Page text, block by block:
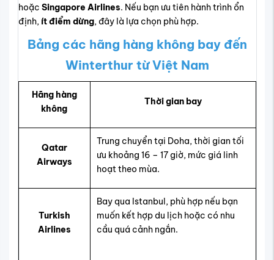
hoặc Singapore Airlines. Nếu bạn ưu tiên hành trình ổn
định, ít điểm dừng, đây là lựa chọn phù hợp.
Bảng các hãng hàng không bay đến
Winterthur từ Việt Nam
Hãng hàng
không
Thời gian bay
Qatar
Airways
Trung chuyển tại Doha, thời gian tối
ưu khoảng 16 – 17 giờ, mức giá linh
hoạt theo mùa.
Turkish
Airlines
Bay qua Istanbul, phù hợp nếu bạn
muốn kết hợp du lịch hoặc có nhu
cầu quá cảnh ngắn.